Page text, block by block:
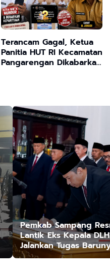
Terancam Gagal, Ketua
Panitia HUT RI Kecamatan
Pangarengan Dikabarkan
Sorotan
Pemkab Sampang
Lantik Eks Kepala DLH
Jalankan Tugas